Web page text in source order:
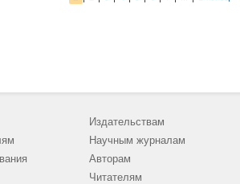
Издательствам
Научным журналам
Авторам
Читателям